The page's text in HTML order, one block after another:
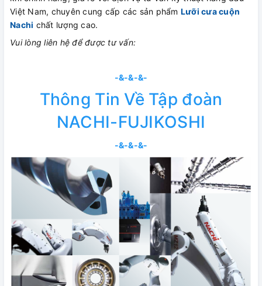
Việt Nam, chuyên cung cấp các sản phẩm Lưỡi cưa cuộn
Nachi chất lượng cao.
Vui lòng liên hệ để được tư vấn:
-&-&-&-
Thông Tin Về Tập đoàn
NACHI-FUJIKOSHI
-&-&-&-